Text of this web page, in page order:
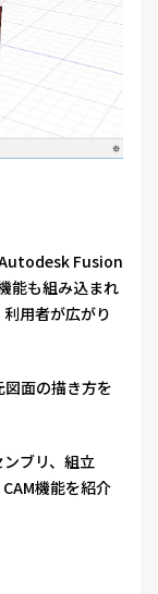
Autodesk Fusion
能も組み込まれ
用者が広がり
面の描き方を
ブリ、組立
機能を紹介